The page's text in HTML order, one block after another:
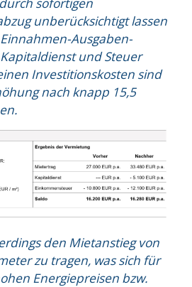
unberücksichtigt lassen
Ausgaben-
und Steuer
Investitionskosten sind
nach knapp 15,5
den Mietanstieg von
zu tragen, was sich für
Energiepreisen bzw.